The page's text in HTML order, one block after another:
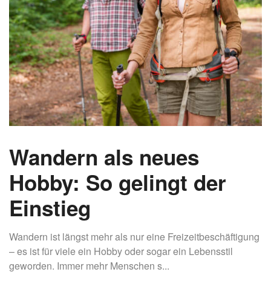
Wandern als neues
Hobby: So gelingt der
Einstieg
Wandern ist längst mehr als nur eine Freizeitbeschäftigung
– es ist für viele ein Hobby oder sogar ein Lebensstil
geworden. Immer mehr Menschen s...